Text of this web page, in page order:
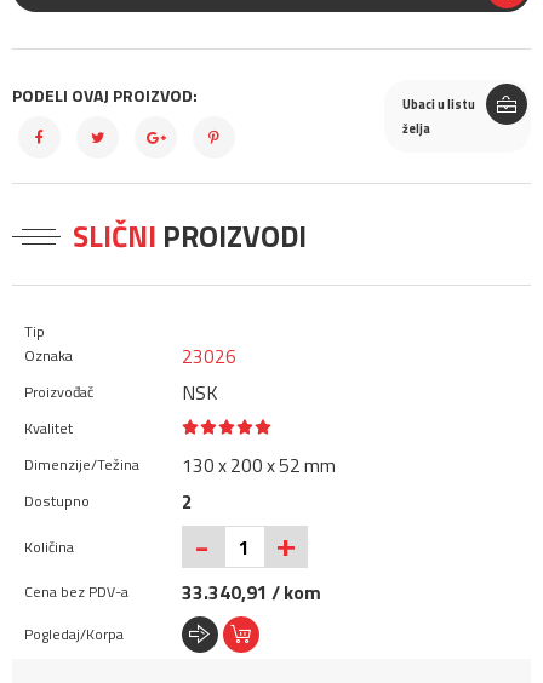
PODELI OVAJ PROIZVOD:
Ubaci u listu
želja
SLIČNI PROIZVODI
23026
NSK
130 x 200 x 52 mm
2
- +
33.340,91 / kom